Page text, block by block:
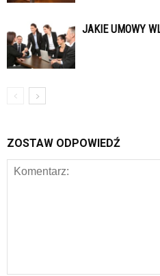
JAKIE UMOWY
ZOSTAW ODPOWIEDŹ